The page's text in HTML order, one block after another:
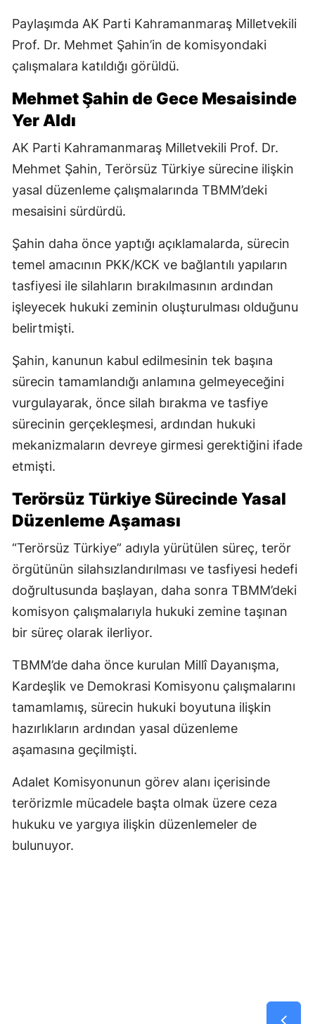
Paylaşımda AK Parti Kahramanmaraş Milletvekili
Prof. Dr. Mehmet Şahin’in de komisyondaki
çalışmalara katıldığı görüldü.
Mehmet Şahin de Gece Mesaisinde
Yer Aldı
AK Parti Kahramanmaraş Milletvekili Prof. Dr.
Mehmet Şahin, Terörsüz Türkiye sürecine ilişkin
yasal düzenleme çalışmalarında TBMM’deki
mesaisini sürdürdü.
Şahin daha önce yaptığı açıklamalarda, sürecin
temel amacının PKK/KCK ve bağlantılı yapıların
tasfiyesi ile silahların bırakılmasının ardından
işleyecek hukuki zeminin oluşturulması olduğunu
belirtmişti.
Şahin, kanunun kabul edilmesinin tek başına
sürecin tamamlandığı anlamına gelmeyeceğini
vurgulayarak, önce silah bırakma ve tasfiye
sürecinin gerçekleşmesi, ardından hukuki
mekanizmaların devreye girmesi gerektiğini ifade
etmişti.
Terörsüz Türkiye Sürecinde Yasal
Düzenleme Aşaması
“Terörsüz Türkiye” adıyla yürütülen süreç, terör
örgütünün silahsızlandırılması ve tasfiyesi hedefi
doğrultusunda başlayan, daha sonra TBMM’deki
komisyon çalışmalarıyla hukuki zemine taşınan
bir süreç olarak ilerliyor.
TBMM’de daha önce kurulan Millî Dayanışma,
Kardeşlik ve Demokrasi Komisyonu çalışmalarını
tamamlamış, sürecin hukuki boyutuna ilişkin
hazırlıkların ardından yasal düzenleme
aşamasına geçilmişti.
Adalet Komisyonunun görev alanı içerisinde
terörizmle mücadele başta olmak üzere ceza
hukuku ve yargıya ilişkin düzenlemeler de
bulunuyor.